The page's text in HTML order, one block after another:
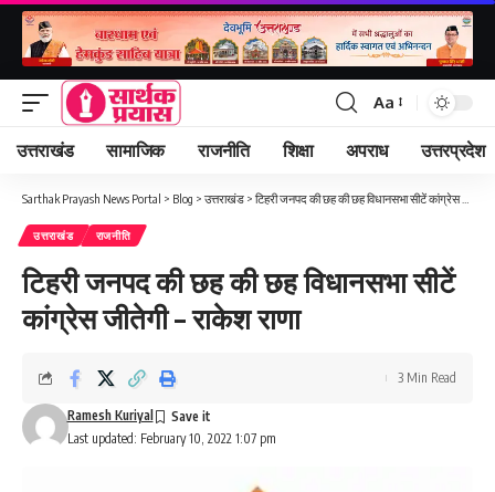
Font
Resizer
Aa
उत्तराखंड सामाजिक राजनीति शिक्षा अपराध उत्तरप्रदेश
Sarthak Prayash News Portal > Blog > उत्तराखंड > टिहरी जनपद की छह की छह विधानसभा सीटें कांग्रेस जीतेगी – राकेश राणा
उत्तराखंड राजनीति
टिहरी जनपद की छह की छह विधानसभा सीटें
कांग्रेस जीतेगी – राकेश राणा
Last updated: February 10, 2022 1:07 pm
Ramesh Kuriyal
3 Min Read